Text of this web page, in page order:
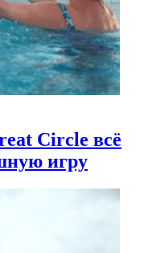
Circle всё
игру